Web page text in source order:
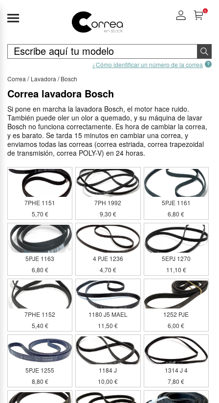
¿Cómo identificar un número de la correa
0
Correa Lavadora Bosch
Correa lavadora Bosch
Si pone en marcha la lavadora Bosch, el motor hace ruido.
También puede oler un olor a quemado, y su máquina de lavar
Bosch no funciona correctamente. Es hora de cambiar la correa,
y es barato. Se tarda 15 minutos en cambiar una correa, y
enviamos todas las correas (correa estriada, correa trapezoidal
de transmisión, correa POLY-V) en 24 horas.
7PHE 1151
5,70 €
7PH 1992
9,30 €
5PJE 1161
6,80 €
5PJE 1163
6,80 €
4 PJE 1236
4,70 €
5EPJ 1270
11,10 €
7PHE 1152
5,40 €
1180 J5 MAEL
11,50 €
1252 PJE
6,00 €
5PJE 1255
8,80 €
1184 J
10,00 €
1314 J 4
7,80 €